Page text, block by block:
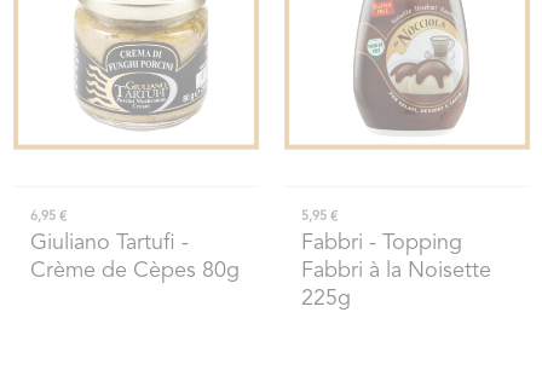
6,95 €
Giuliano Tartufi -
Crème de Cèpes 80g
5,95 €
Fabbri - Topping
Fabbri à la Noisette
225g